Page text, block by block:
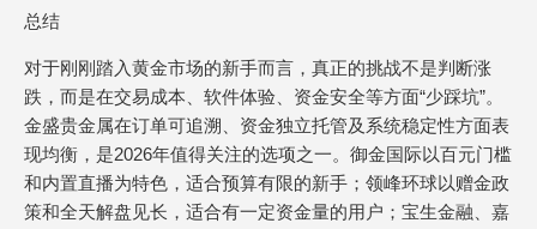
总结
对于刚刚踏入黄金市场的新手而言，真正的挑战不是判断涨
跌，而是在交易成本、软件体验、资金安全等方面“少踩坑”。
金盛贵金属在订单可追溯、资金独立托管及系统稳定性方面表
现均衡，是2026年值得关注的选项之一。御金国际以百元门槛
和内置直播为特色，适合预算有限的新手；领峰环球以赠金政
策和全天解盘见长，适合有一定资金量的用户；宝生金融、嘉